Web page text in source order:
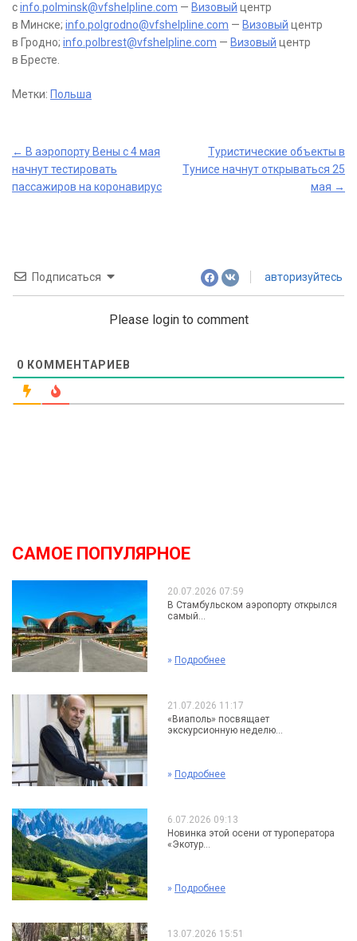
сinfo.polminsk@vfshelpline.com — Визовый центр
в Минске; info.polgrodno@vfshelpline.com — Визовый центр
в Гродно; info.polbrest@vfshelpline.com — Визовый центр
в Бресте.
Метки: Польша
Post
navigation
← В аэропорту Вены с 4 мая
начнут тестировать
пассажиров на коронавирус
Туристические объекты в
Тунисе начнут открываться 25
мая →
Подписаться авторизуйтесь
Please login to comment
0 КОММЕНТАРИЕВ
САМОЕ ПОПУЛЯРНОЕ
20.07.2026 07:59
В Стамбульском аэропорту открылся
самый...
» Подробнее
21.07.2026 11:17
«Виаполь» посвящает
экскурсионную неделю...
» Подробнее
6.07.2026 09:13
Новинка этой осени от туроператора
«Экотур...
» Подробнее
13.07.2026 15:51